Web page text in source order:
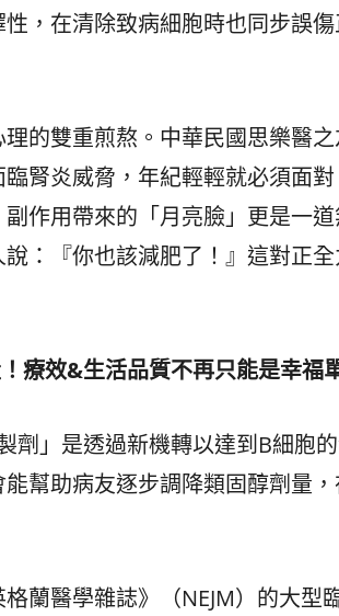
，在清除致病細胞時也同步誤
的雙重煎熬。中華民國思樂醫
腎炎威脅，年紀輕輕就必須面
作用帶來的「月亮臉」更是一
：『你也該減肥了！』這對正
療效&生活品質不再只能是幸福
劑」是透過新機轉以達到B細胞
幫助病友逐步調降類固醇劑量
蘭醫學雜誌》（NEJM）的大型